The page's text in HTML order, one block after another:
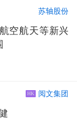
苏轴股份
空航天等新兴
HK 阅文集团